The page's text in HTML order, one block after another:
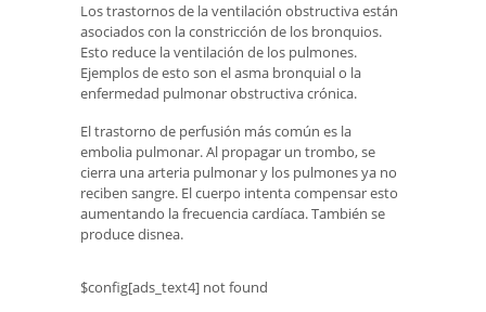
Los trastornos de la ventilación obstructiva están
asociados con la constricción de los bronquios.
Esto reduce la ventilación de los pulmones.
Ejemplos de esto son el asma bronquial o la
enfermedad pulmonar obstructiva crónica.
El trastorno de perfusión más común es la
embolia pulmonar. Al propagar un trombo, se
cierra una arteria pulmonar y los pulmones ya no
reciben sangre. El cuerpo intenta compensar esto
aumentando la frecuencia cardíaca. También se
produce disnea.
$config[ads_text4] not found